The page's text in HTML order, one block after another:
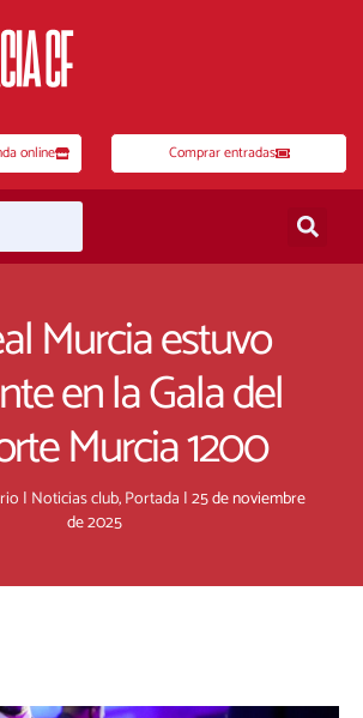
online Comprar entradas
Murcia estuvo
en la Gala del
Murcia 1200
| Noticias club,Portada |25 de noviembre
de 2025